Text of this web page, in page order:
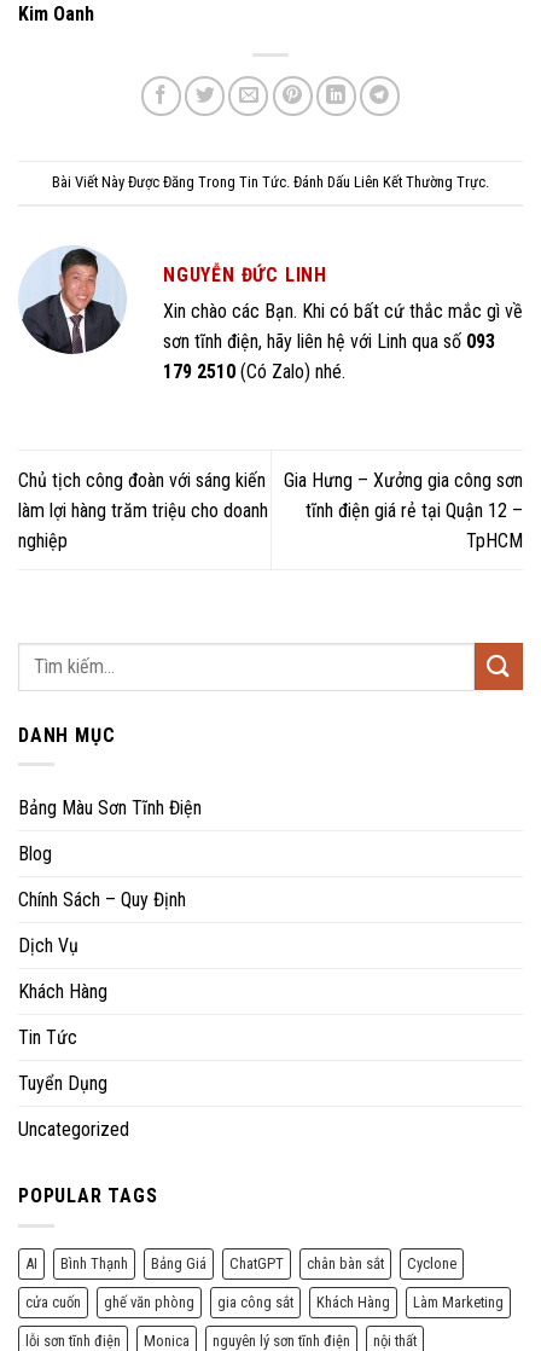
Kim Oanh
Bài Viết Này Được Đăng Trong Tin Tức . Đánh Dấu Liên Kết Thường Trực
NGUYỄN ĐỨC LINH
Xin chào các Bạn. Khi có bất cứ thắc mắc gì về
sơn tĩnh điện, hãy liên hệ với Linh qua số 093
179 2510 (Có Zalo) nhé.
Chủ tịch công đoàn với sáng kiến
làm lợi hàng trăm triệu cho doanh
nghiệp
Gia Hưng – Xưởng gia công sơn
tĩnh điện giá rẻ tại Quận 12 –
TpHCM
DANH MỤC
Bảng Màu Sơn Tĩnh Điện
Blog
Chính Sách – Quy Định
Dịch Vụ
Khách Hàng
Tin Tức
Tuyển Dụng
Uncategorized
POPULAR TAGS
AI Bình Thạnh Bảng Giá ChatGPT chân bàn sắt Cyclone
cửa cuốn ghế văn phòng gia công sắt Khách Hàng Làm Marketing
lỗi sơn tĩnh điện Monica nguyên lý sơn tĩnh điện nội thất